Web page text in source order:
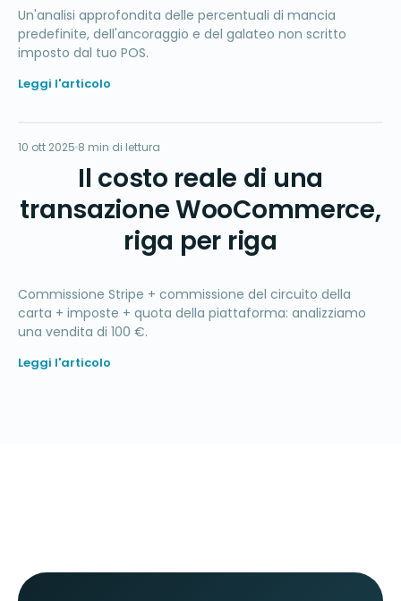
Un'analisi approfondita delle percentuali di mancia
predefinite, dell'ancoraggio e del galateo non scritto
imposto dal tuo POS.
Leggi l'articolo
FINANZA
Σ
10 ott 2025 8 min di lettura
Il costo reale di una
transazione WooCommerce,
riga per riga
Commissione Stripe + commissione del circuito della
carta + imposte + quota della piattaforma: analizziamo
una vendita di 100 €.
Leggi l'articolo